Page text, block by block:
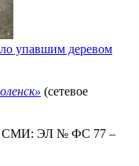
упавшим деревом
(сетевое
СМИ: ЭЛ № ФС 77 –